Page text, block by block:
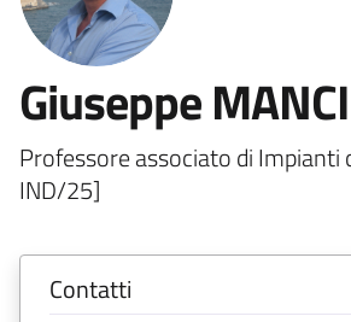
Giuseppe
Professore associato di Impianti
IND/25]
Contatti